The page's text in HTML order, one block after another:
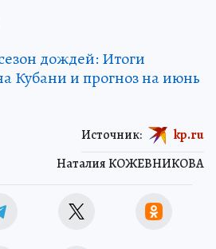
дождей: Итоги
Кубани и прогноз на июнь
Наталия КОЖЕВНИКОВА
Источник: kp.ru